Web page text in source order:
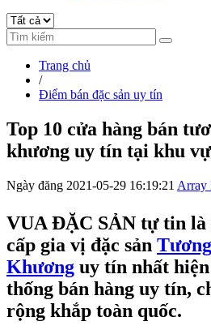
Trang chủ
/
Điểm bán đặc sản uy tín
Top 10 cửa hàng bán
khương uy tín tại khu
Ngày đăng 2021-05-29 16:19:21 Array
VUA ĐẶC SẢN tự tin là
cấp gia vị đặc sản
Khương uy tín nhất
thống bán hàng uy tín,
rộng khắp toàn quốc.